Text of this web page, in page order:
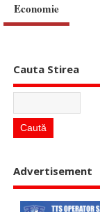
Economie
Cauta Stirea
Advertisement